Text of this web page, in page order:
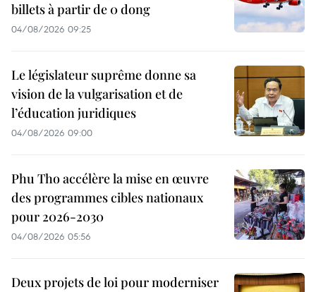
billets à partir de 0 dong
04/08/2026 09:25
Le législateur suprême donne sa
vision de la vulgarisation et de
l’éducation juridiques
04/08/2026 09:00
Phu Tho accélère la mise en œuvre
des programmes cibles nationaux
pour 2026-2030
04/08/2026 05:56
Deux projets de loi pour moderniser